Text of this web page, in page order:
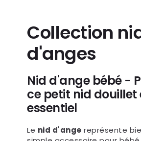
Collection nids
d'anges
Nid d'ange bébé -
ce petit nid douillet
essentiel